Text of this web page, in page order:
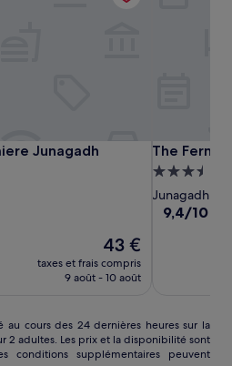
Bellevue
Sarovar
Premiere
Junagadh
Junagadh
Junagadh
Le
nouveau
prix
43 €
43 €
taxes et frais compris
9 août - 10 août
The
Fern
Leo
Resort
The Fern
The Fern
3.5 étoiles
Junagadh
9.4
9,4/10
au cours des 24 dernières heures sur la
2 adultes. Les prix et la disponibilité sont
conditions supplémentaires peuvent